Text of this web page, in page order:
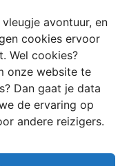
avontuur, en
cookies ervoor
Wel cookies?
onze website te
Dan gaat je data
de ervaring op
andere reizigers.
River Valley. Hier
en gewoon